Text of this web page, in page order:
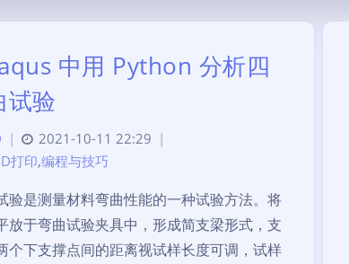
中用 Python 分析四
试验
| 2021-10-11 22:29 |
打印,编程与技巧
验是测量材料弯曲性能的一种试验方法。将
放于弯曲试验夹具中，形成简支梁形式，支
个下支撑点间的距离视试样长度可调，试样